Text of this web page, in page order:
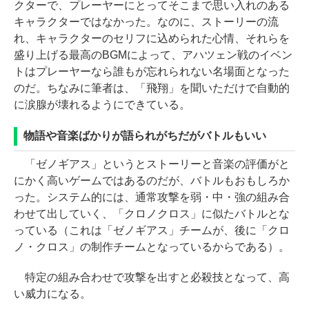
クターで、プレーヤーにとってそこまで思い入れのある
キャラクターではなかった。なのに、ストーリーの流
れ、キャラクターのセリフに込められた心情、それらを
盛り上げる最高のBGMによって、アハツェン戦のイベン
トはプレーヤーなら誰もが忘れられない名場面となった
のだ。ちなみに筆者は、「飛翔」を聞いただけで自動的
に涙腺が壊れるようにできている。
物語や音楽ばかりが語られがちだがバトルもいい
「ゼノギアス」というとストーリーと音楽の評価がと
にかく高いゲームではあるのだが、バトルもおもしろか
った。システム的には、通常攻撃を弱・中・強の組み合
わせて出していく、「クロノクロス」に似たバトルとな
っている（これは「ゼノギアス」チームが、後に「クロ
ノ・クロス」の制作チームとなっているからである）。
特定の組み合わせで攻撃を出すと必殺技となって、高
い威力になる。